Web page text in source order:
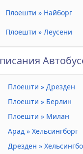
Плоешти » Найборг
Плоешти » Леусени
Плоешти » Дрезден
Плоешти » Берлин
Плоешти » Милан
Арад » Хельсингборг
Дрезден »